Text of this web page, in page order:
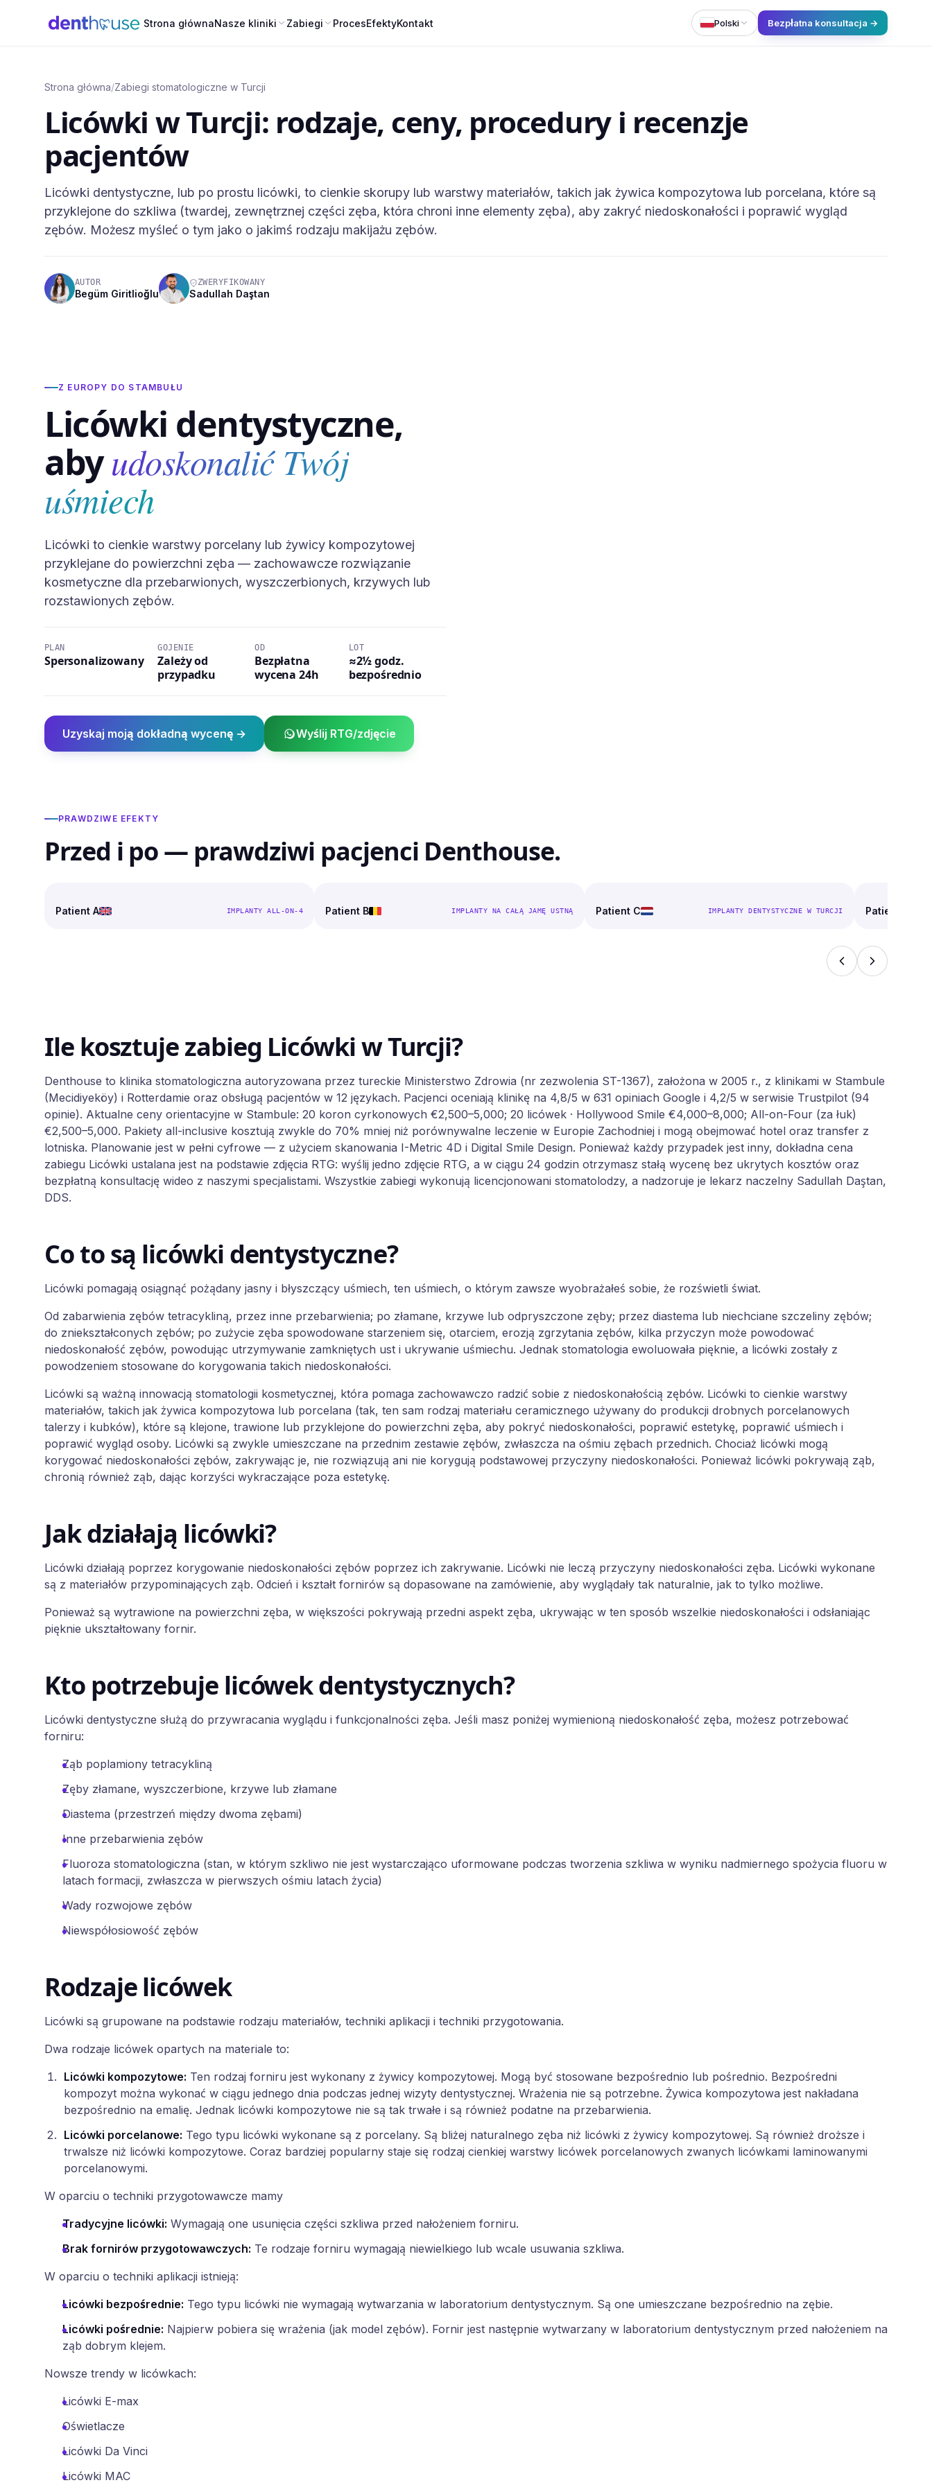
Strona głównaNasze kliniki Zabiegi ProcesEfektyKontakt Polski Bezpłatna konsultacja →
Strona główna/Zabiegi stomatologiczne w Turcji
Licówki w Turcji: rodzaje, ceny, procedury i recenzje
pacjentów
Licówki dentystyczne, lub po prostu licówki, to cienkie skorupy lub warstwy materiałów, takich jak żywica kompozytowa lub porcelana, które są
przyklejone do szkliwa (twardej, zewnętrznej części zęba, która chroni inne elementy zęba), aby zakryć niedoskonałości i poprawić wygląd
zębów. Możesz myśleć o tym jako o jakimś rodzaju makijażu zębów.
AUTOR
Begüm Giritlioğlu
ZWERYFIKOWANY
Sadullah Daştan
Z EUROPY DO STAMBUŁU
Licówki dentystyczne,
abyudoskonalić Twój
uśmiech
Licówki to cienkie warstwy porcelany lub żywicy kompozytowej
przyklejane do powierzchni zęba — zachowawcze rozwiązanie
kosmetyczne dla przebarwionych, wyszczerbionych, krzywych lub
rozstawionych zębów.
PLAN
Spersonalizowany
GOJENIE
Zależy od
przypadku
OD
Bezpłatna
wycena 24h
LOT
≈2½ godz.
bezpośrednio
Uzyskaj moją dokładną wycenę → Wyślij RTG/zdjęcie
PRAWDZIWE EFEKTY
Przed i po — prawdziwi pacjenci Denthouse.
Patient A IMPLANTY ALL-ON-4 Patient B IMPLANTY NA CAŁĄ JAMĘ USTNĄ Patient C IMPLANTY DENTYSTYCZNE W TURCJI Patient D
Ile kosztuje zabieg Licówki w Turcji?
Denthouse to klinika stomatologiczna autoryzowana przez tureckie Ministerstwo Zdrowia (nr zezwolenia ST-1367), założona w 2005 r., z klinikami w Stambule
(Mecidiyeköy) i Rotterdamie oraz obsługą pacjentów w 12 językach. Pacjenci oceniają klinikę na 4,8/5 w 631 opiniach Google i 4,2/5 w serwisie Trustpilot (94
opinie). Aktualne ceny orientacyjne w Stambule: 20 koron cyrkonowych €2,500–5,000; 20 licówek · Hollywood Smile €4,000–8,000; All-on-Four (za łuk)
€2,500–5,000. Pakiety all-inclusive kosztują zwykle do 70% mniej niż porównywalne leczenie w Europie Zachodniej i mogą obejmować hotel oraz transfer z
lotniska. Planowanie jest w pełni cyfrowe — z użyciem skanowania I-Metric 4D i Digital Smile Design. Ponieważ każdy przypadek jest inny, dokładna cena
zabiegu Licówki ustalana jest na podstawie zdjęcia RTG: wyślij jedno zdjęcie RTG, a w ciągu 24 godzin otrzymasz stałą wycenę bez ukrytych kosztów oraz
bezpłatną konsultację wideo z naszymi specjalistami. Wszystkie zabiegi wykonują licencjonowani stomatolodzy, a nadzoruje je lekarz naczelny Sadullah Daştan,
DDS.
Co to są licówki dentystyczne?
Licówki pomagają osiągnąć pożądany jasny i błyszczący uśmiech, ten uśmiech, o którym zawsze wyobrażałeś sobie, że rozświetli świat.
Od zabarwienia zębów tetracykliną, przez inne przebarwienia; po złamane, krzywe lub odpryszczone zęby; przez diastema lub niechciane szczeliny zębów;
do zniekształconych zębów; po zużycie zęba spowodowane starzeniem się, otarciem, erozją zgrzytania zębów, kilka przyczyn może powodować
niedoskonałość zębów, powodując utrzymywanie zamkniętych ust i ukrywanie uśmiechu. Jednak stomatologia ewoluowała pięknie, a licówki zostały z
powodzeniem stosowane do korygowania takich niedoskonałości.
Licówki są ważną innowacją stomatologii kosmetycznej, która pomaga zachowawczo radzić sobie z niedoskonałością zębów. Licówki to cienkie warstwy
materiałów, takich jak żywica kompozytowa lub porcelana (tak, ten sam rodzaj materiału ceramicznego używany do produkcji drobnych porcelanowych
talerzy i kubków), które są klejone, trawione lub przyklejone do powierzchni zęba, aby pokryć niedoskonałości, poprawić estetykę, poprawić uśmiech i
poprawić wygląd osoby. Licówki są zwykle umieszczane na przednim zestawie zębów, zwłaszcza na ośmiu zębach przednich. Chociaż licówki mogą
korygować niedoskonałości zębów, zakrywając je, nie rozwiązują ani nie korygują podstawowej przyczyny niedoskonałości. Ponieważ licówki pokrywają ząb,
chronią również ząb, dając korzyści wykraczające poza estetykę.
Jak działają licówki?
Licówki działają poprzez korygowanie niedoskonałości zębów poprzez ich zakrywanie. Licówki nie leczą przyczyny niedoskonałości zęba. Licówki wykonane
są z materiałów przypominających ząb. Odcień i kształt fornirów są dopasowane na zamówienie, aby wyglądały tak naturalnie, jak to tylko możliwe.
Ponieważ są wytrawione na powierzchni zęba, w większości pokrywają przedni aspekt zęba, ukrywając w ten sposób wszelkie niedoskonałości i odsłaniając
pięknie ukształtowany fornir.
Kto potrzebuje licówek dentystycznych?
Licówki dentystyczne służą do przywracania wyglądu i funkcjonalności zęba. Jeśli masz poniżej wymienioną niedoskonałość zęba, możesz potrzebować
forniru:
Ząb poplamiony tetracykliną
Zęby złamane, wyszczerbione, krzywe lub złamane
Diastema (przestrzeń między dwoma zębami)
Inne przebarwienia zębów
Fluoroza stomatologiczna (stan, w którym szkliwo nie jest wystarczająco uformowane podczas tworzenia szkliwa w wyniku nadmiernego spożycia fluoru w
latach formacji, zwłaszcza w pierwszych ośmiu latach życia)
Wady rozwojowe zębów
Niewspółosiowość zębów
Rodzaje licówek
Licówki są grupowane na podstawie rodzaju materiałów, techniki aplikacji i techniki przygotowania.
Dwa rodzaje licówek opartych na materiale to:
Licówki kompozytowe: Ten rodzaj forniru jest wykonany z żywicy kompozytowej. Mogą być stosowane bezpośrednio lub pośrednio. Bezpośredni
kompozyt można wykonać w ciągu jednego dnia podczas jednej wizyty dentystycznej. Wrażenia nie są potrzebne. Żywica kompozytowa jest nakładana
bezpośrednio na emalię. Jednak licówki kompozytowe nie są tak trwałe i są również podatne na przebarwienia.
Licówki porcelanowe: Tego typu licówki wykonane są z porcelany. Są bliżej naturalnego zęba niż licówki z żywicy kompozytowej. Są również droższe i
trwalsze niż licówki kompozytowe. Coraz bardziej popularny staje się rodzaj cienkiej warstwy licówek porcelanowych zwanych licówkami laminowanymi
porcelanowymi.
W oparciu o techniki przygotowawcze mamy
Tradycyjne licówki: Wymagają one usunięcia części szkliwa przed nałożeniem forniru.
Brak fornirów przygotowawczych: Te rodzaje forniru wymagają niewielkiego lub wcale usuwania szkliwa.
W oparciu o techniki aplikacji istnieją:
Licówki bezpośrednie: Tego typu licówki nie wymagają wytwarzania w laboratorium dentystycznym. Są one umieszczane bezpośrednio na zębie.
Licówki pośrednie: Najpierw pobiera się wrażenia (jak model zębów). Fornir jest następnie wytwarzany w laboratorium dentystycznym przed nałożeniem na
ząb dobrym klejem.
Nowsze trendy w licówkach:
Licówki E-max
Oświetlacze
Licówki Da Vinci
Licówki MAC